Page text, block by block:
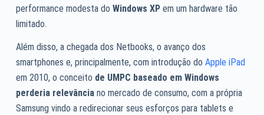
performance modesta do Windows XPem um hardware tão
limitado.
Além disso, a chegada dos Netbooks, o avanço dos
smartphones e, principalmente, com introdução do Apple iPad
em 2010, o conceito de UMPC baseado em Windows
perderia relevânciano mercado de consumo, com a própria
Samsung vindo a redirecionar seus esforços para tablets e